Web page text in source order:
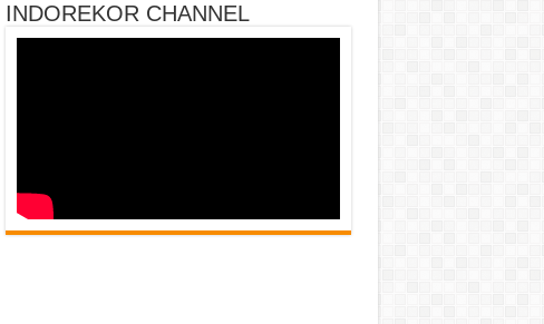
INDOREKOR CHANNEL